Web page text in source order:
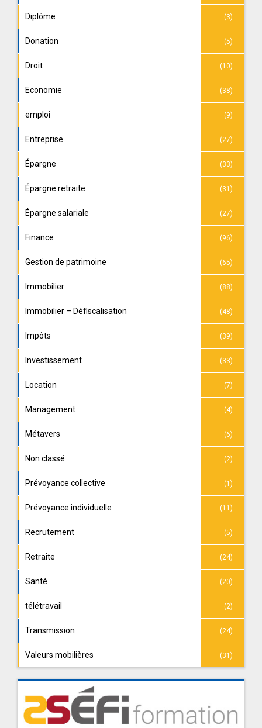
Diplôme (3)
Donation (5)
Droit (10)
Economie (38)
emploi (9)
Entreprise (27)
Épargne (33)
Épargne retraite (31)
Épargne salariale (27)
Finance (96)
Gestion de patrimoine (65)
Immobilier (88)
Immobilier – Défiscalisation (48)
Impôts (39)
Investissement (33)
Location (7)
Management (4)
Métavers (6)
Non classé (2)
Prévoyance collective (1)
Prévoyance individuelle (11)
Recrutement (5)
Retraite (24)
Santé (20)
télétravail (2)
Transmission (24)
Valeurs mobilières (31)